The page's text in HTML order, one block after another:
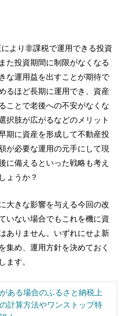
より非課税で運用できる投資
た投資期間に制限がなくなる
な運用益を出すことが期待で
るほど長期に運用でき、資産
ことで老後への不安がなくな
択肢が広がるなどのメリット
期に資産を形成して不動産投
が必要な運用の元手にして現
に備えるといった戦略も考え
ょうか？
大きな影響を与える今回の改
いない場合でもこれを機に資
ありません。いずれにせよ新
集め、運用方針を決めておく
ます。
ある場合のふるさと納税上
計算方法やワンストップ特